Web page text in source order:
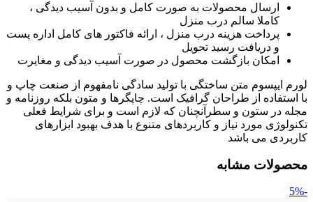
ارسال محصولات به صورت کامل و بدون آسیب دیدگی ،
کاملا سالم درب منزل
پرداخت هزینه درب منزل ، ارائه فاکتور های کامل اداره پست
و دریافت رسید تحویل
امکان بازگشت محصول در صورت آسیب دیدگی و مغایرت
لورم ایپسوم متن ساختگی با تولید سادگی نامفهوم از صنعت چاپ و
با استفاده از طراحان گرافیک است. چاپگرها و متون بلکه روزنامه و
مجله در ستون و سطرآنچنان که لازم است و برای شرایط فعلی
تکنولوژی مورد نیاز و کاربردهای متنوع با هدف بهبود ابزارهای
کاربردی می باشد
محصولات مشابه
-5%